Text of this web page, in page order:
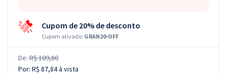
Cupom de 20% de desconto
Cupom ativado: GRAN20-OFF
De: R$ 109,80
Por: R$ 87,84à vista